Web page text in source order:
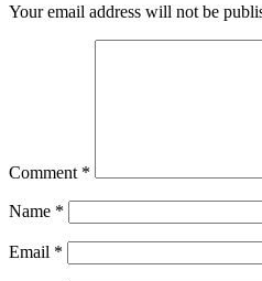
Your email address will not be
Comment *
Name *
Email *